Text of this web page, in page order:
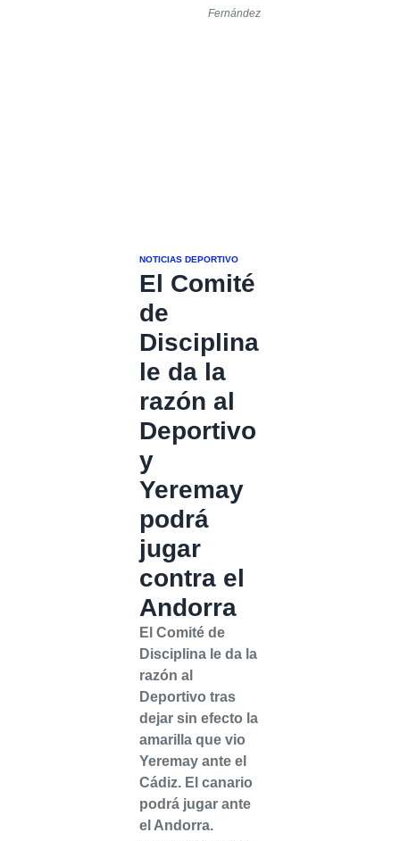
Fernández
NOTICIAS DEPORTIVO
El Comité
de
Disciplina
le da la
razón al
Deportivo
y
Yeremay
podrá
jugar
contra el
Andorra
El Comité de
Disciplina le da la
razón al
Deportivo tras
dejar sin efecto la
amarilla que vio
Yeremay ante el
Cádiz. El canario
podrá jugar ante
el Andorra.